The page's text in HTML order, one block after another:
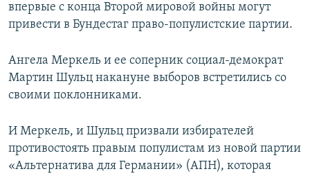
впервые с конца Второй мировой войны могут
привести в Бундестаг право-популистские партии.
Ангела Меркель и ее соперник социал-демократ
Мартин Шульц накануне выборов встретились со
своими поклонниками.
И Меркель, и Шульц призвали избирателей
противостоять правым популистам из новой партии
«Альтернатива для Германии» (АПН), которая